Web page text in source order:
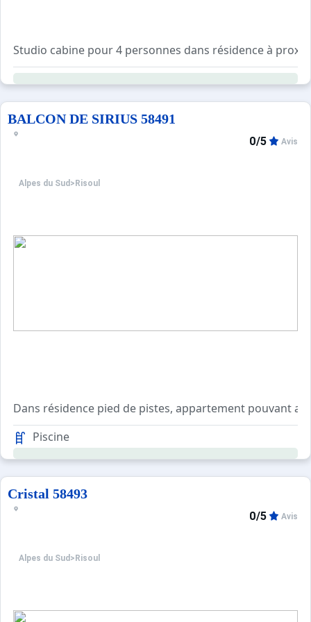
BALCON DE SIRIUS 58491
Alpes du Sud > Risoul
0/5 Avis
Dans résidence pied de pistes, appartement pouvant
Piscine
Cristal 58493
Alpes du Sud > Risoul
0/5 Avis